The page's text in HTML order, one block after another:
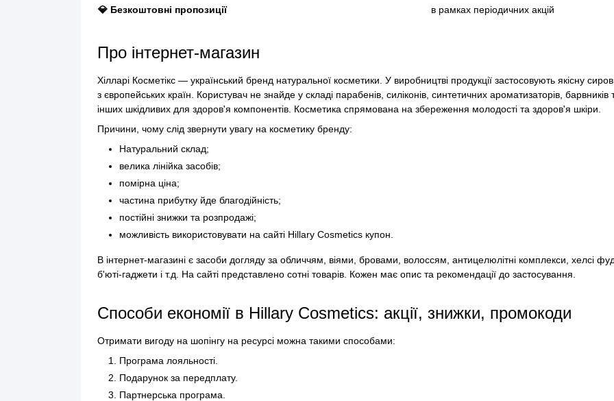
💎 Безкоштовні пропозиції в рамках періодичних акцій
Про інтернет-магазин
Хілларі Косметікс — український бренд натуральної косметики. У виробництві продукції застосовують якісну
з європейських країн. Користувач не знайде у складі парабенів, силіконів, синтетичних ароматизаторів, барвників
інших шкідливих для здоров'я компонентів. Косметика спрямована на збереження молодості та здоров'я шкіри.
Причини, чому слід звернути увагу на косметику бренду:
Натуральний склад;
велика лінійка засобів;
помірна ціна;
частина прибутку йде благодійність;
постійні знижки та розпродажі;
можливість використовувати на сайті Hillary Cosmetics купон.
В інтернет-магазині є засоби догляду за обличчям, віями, бровами, волоссям, антицелюлітні комплекси, хелсі
б'юті-гаджети і т.д. На сайті представлено сотні товарів. Кожен має опис та рекомендації до застосування.
Способи економії в Hillary Cosmetics: акції, знижки, промокоди
Отримати вигоду на шопінгу на ресурсі можна такими способами:
Програма лояльності.
Подарунок за передплату.
Партнерська програма.